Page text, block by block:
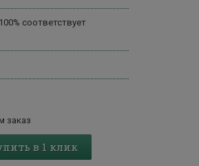
соответствует
заказ
в 1 клик